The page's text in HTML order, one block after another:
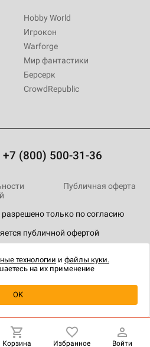
о наличии
Hobby World
Игрокон
Warforge
Мир фантастики
Берсерк
CrowdRepublic
+7 (800) 500-31-36
только по согласию
публичной офертой
Публичная оферта
Корзина Избранное Войти
технологии и файлы куки.
на их применение
OK